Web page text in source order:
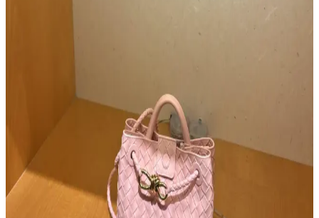
çoğunlukla marka değerinden kaynaklanır. Makalede, farklı
ve Marka Değerinin İncelenmesi
Ferragamo, aile şirketi olarak yüksek kalite ve özgün tasarımlarla
lüks çanta pazarında öne çıkıyor. Dayanıklı malzemeler ve
fonksiyonel detaylar, kullanıcı deneyimini artırıyor.
Celine 16 ve Triomphe Çantalarının Satış Durumu,
Özellikleri ve Bakım Yöntemleri